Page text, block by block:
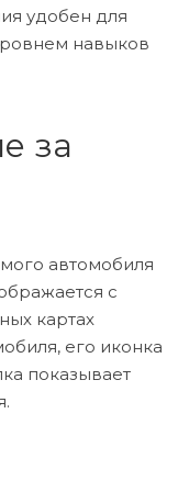
удобен для
навыков
за
автомобиля
с
картах
его иконка
показывает